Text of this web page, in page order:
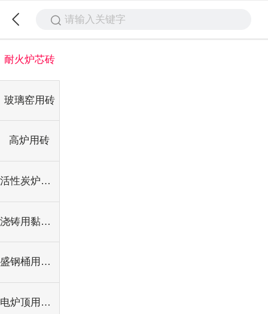
请输入关键字
耐火炉芯砖
玻璃窑用砖
高炉用砖
活性炭炉外墙砖
浇铸用黏土砖
盛钢桶用黏土衬砖
电炉顶用高铝砖